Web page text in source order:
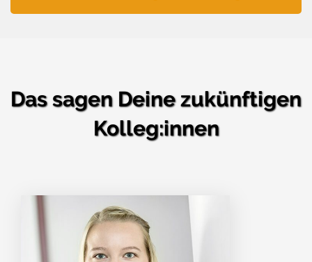
Das sagen Deine zukünftigen
Kolleg:innen